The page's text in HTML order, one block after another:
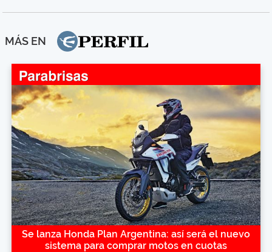
MÁS EN
Se lanza Honda Plan Argentina: así será el nuevo
sistema para comprar motos en cuotas